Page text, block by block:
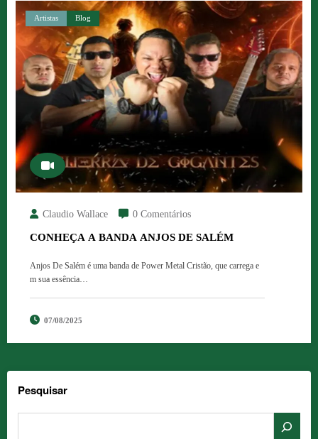
Artistas Blog
Claudio Wallace 0 Comentários
CONHEÇA A BANDA ANJOS DE SALÉM
Anjos De Salém é uma banda de Power Metal Cristão, que carrega e
m sua essência…
07/08/2025
Pesquisar